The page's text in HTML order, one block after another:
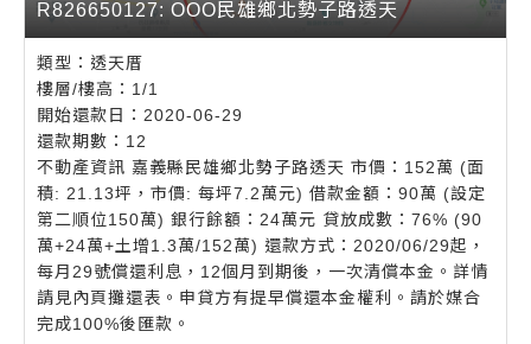
R826650127: OOO民雄鄉北勢子路透天
類型：透天厝
樓層/樓高：1/1
開始還款日：2020-06-29
還款期數：12
不動產資訊 嘉義縣民雄鄉北勢子路透天 市價：152萬 (面
積: 21.13坪，市價: 每坪7.2萬元) 借款金額：90萬 (設定
第二順位150萬) 銀行餘額：24萬元 貸放成數：76% (90
萬+24萬+土增1.3萬/152萬) 還款方式：2020/06/29起，
每月29號償還利息，12個月到期後，一次清償本金。詳情
請見內頁攤還表。申貸方有提早償還本金權利。請於媒合
完成100%後匯款。